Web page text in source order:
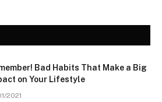
Bad Habits That Make a Big
on Your Lifestyle
2021